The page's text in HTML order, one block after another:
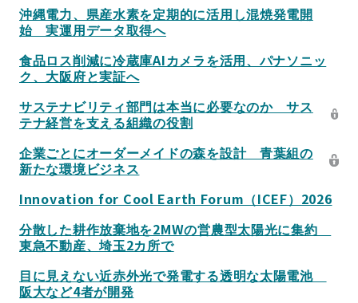
沖縄電力、県産水素を定期的に活用し混焼発電開
始 実運用データ取得へ
食品ロス削減に冷蔵庫AIカメラを活用、パナソニッ
ク、大阪府と実証へ
サステナビリティ部門は本当に必要なのか サス
テナ経営を支える組織の役割
企業ごとにオーダーメイドの森を設計 青葉組の
新たな環境ビジネス
Innovation for Cool Earth Forum（ICEF）2026
分散した耕作放棄地を2MWの営農型太陽光に集約
東急不動産、埼玉2カ所で
目に見えない近赤外光で発電する透明な太陽電池
阪大など4者が開発